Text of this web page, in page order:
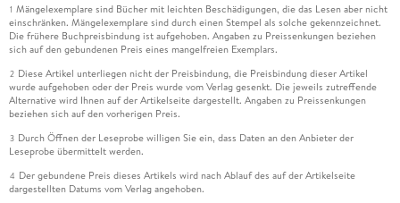
1 Mängelexemplare sind Bücher mit leichten Beschädigungen, die das Lesen aber nicht
einschränken. Mängelexemplare sind durch einen Stempel als solche gekennzeichnet.
Die frühere Buchpreisbindung ist aufgehoben. Angaben zu Preissenkungen beziehen
sich auf den gebundenen Preis eines mangelfreien Exemplars.
2 Diese Artikel unterliegen nicht der Preisbindung, die Preisbindung dieser Artikel
wurde aufgehoben oder der Preis wurde vom Verlag gesenkt. Die jeweils zutreffende
Alternative wird Ihnen auf der Artikelseite dargestellt. Angaben zu Preissenkungen
beziehen sich auf den vorherigen Preis.
3 Durch Öffnen der Leseprobe willigen Sie ein, dass Daten an den Anbieter der
Leseprobe übermittelt werden.
4 Der gebundene Preis dieses Artikels wird nach Ablauf des auf der Artikelseite
dargestellten Datums vom Verlag angehoben.